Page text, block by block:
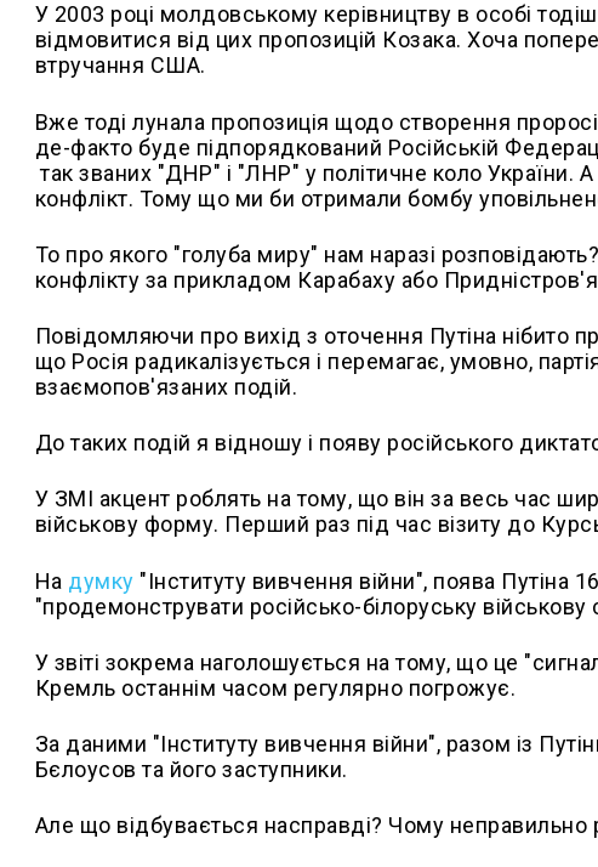
У 2003 році молдовському керівництву в особі
відмовитися від цих пропозицій Козака. Хоча
втручання США.
Вже тоді лунала пропозиція щодо створення
де-факто буде підпорядкований Російській
так званих "ДНР" і "ЛНР" у політичне коло України.
конфлікт. Тому що ми би отримали бомбу
То про якого "голуба миру" нам наразі
конфлікту за прикладом Карабаху або
Повідомляючи про вихід з оточення Путіна нібито
що Росія радикалізується і перемагає, умовно,
взаємопов'язаних подій.
До таких подій я відношу і появу російського
У ЗМІ акцент роблять на тому, що він за весь час
військову форму. Перший раз під час візиту до
На думку "Інституту вивчення війни", поява
"продемонструвати російсько-білоруську
У звіті зокрема наголошується на тому, що це
Кремль останнім часом регулярно погрожує.
За даними "Інституту вивчення війни", разом із
Бєлоусов та його заступники.
Але що відбувається насправді? Чому неправильно